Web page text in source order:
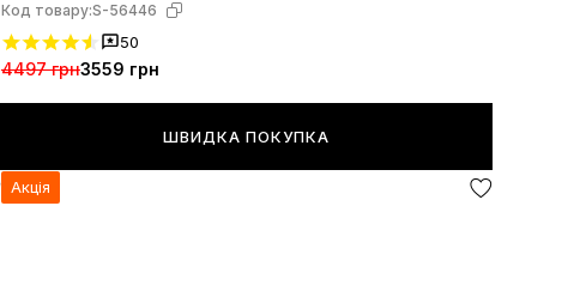
Код товару:S-56446
50
4497 грн3559 грн
ШВИДКА ПОКУПКА
Акція